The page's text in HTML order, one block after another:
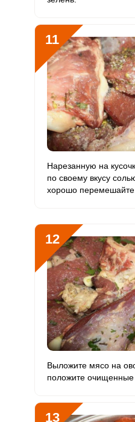
11
Нарезанную на
по своему вкусу
хорошо перемешайте.
12
Выложите мясо на
положите очищенные
13